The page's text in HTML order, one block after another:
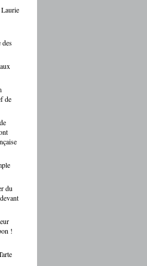
de
du
!